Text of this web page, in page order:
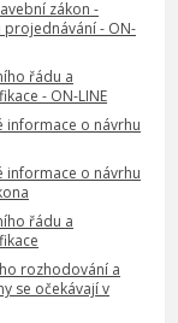
zákon -
- ON-
řádu a
- ON-LINE
informace o návrhu
informace o návrhu
řádu a
rozhodování a
se očekávají v